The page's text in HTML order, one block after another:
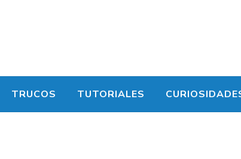
TRUCOS TUTORIALES